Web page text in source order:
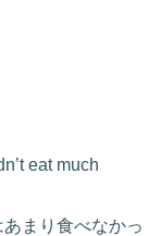
eat much
まり食べなかっ